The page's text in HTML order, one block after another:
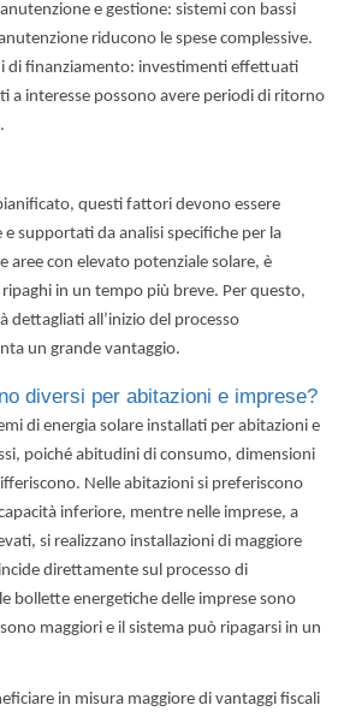
e gestione: sistemi con bassi
riducono le spese complessive.
di finanziamento: investimenti effettuati
a interesse possono avere periodi di ritorno
questi fattori devono essere
supportati da analisi specifiche per la
aree con elevato potenziale solare, è
ripaghi in un tempo più breve. Per questo,
dettagliati all’inizio del processo
un grande vantaggio.
diversi per abitazioni e imprese?
di energia solare installati per abitazioni e
poiché abitudini di consumo, dimensioni
Nelle abitazioni si preferiscono
inferiore, mentre nelle imprese, a
si realizzano installazioni di maggiore
direttamente sul processo di
bollette energetiche delle imprese sono
maggiori e il sistema può ripagarsi in un
in misura maggiore di vantaggi fiscali